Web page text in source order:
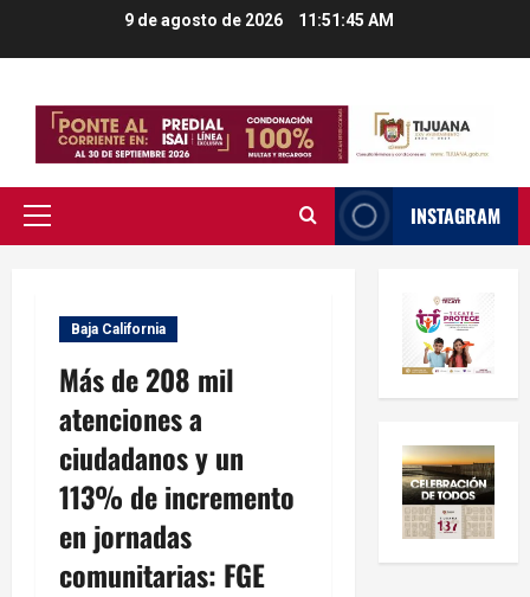
9 de agosto de 2026 11:51:46 AM
Menú
INSTAGRAM
Baja California
Más de 208 mil
atenciones a
ciudadanos y un
113% de incremento
en jornadas
comunitarias: FGE